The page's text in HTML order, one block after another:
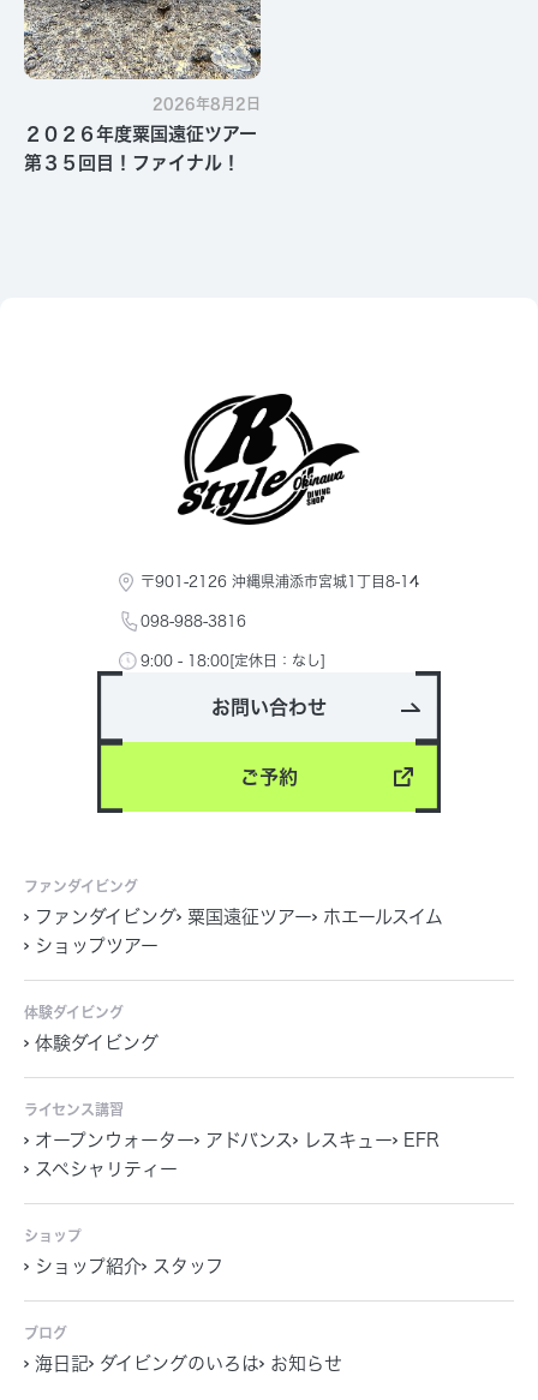
2026年8月2日
２０２６年度粟国遠征ツアー
第３５回目！ファイナル！
〒901-2126 沖縄県浦添市宮城1丁目8-14
098-988-3816
9:00 - 18:00[定休日：なし]
お問い合わせ
ご予約
ファンダイビング
ファンダイビング 粟国遠征ツアー
ホエールスイム
ショップツアー
体験ダイビング
体験ダイビング
ライセンス講習
オープンウォーター アドバンス レスキュー
EFR
スペシャリティー
ショップ
ショップ紹介 スタッフ
ブログ
海日記 ダイビングのいろは お知らせ